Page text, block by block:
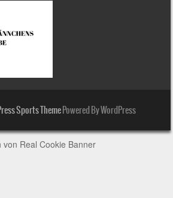
Sports ThemePowered By WordPress
Real Cookie Banner